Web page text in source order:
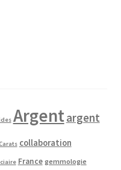
Argentargent
collaboration
France gemmologie